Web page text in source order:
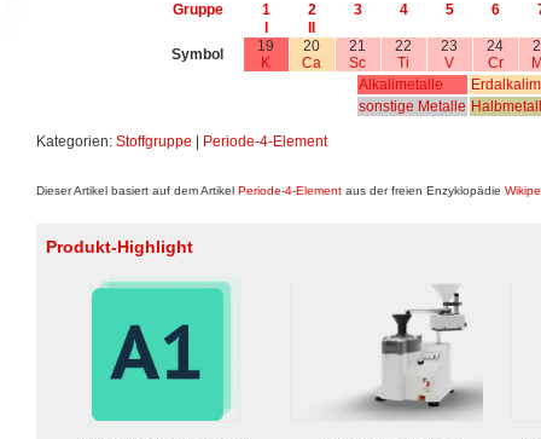
Gruppe 1 2 3 4 5 6
Symbol
19
K
20
Ca
21
Sc
22
Ti
23
V
24
Cr
Alkalimetalle
sonstige Metalle
Kategorien: Stoffgruppe Periode-4-Element
Dieser Artikel basiert auf dem Artikel Periode-4-Element aus der freien Enzyklopädie
Produkt-Highlight